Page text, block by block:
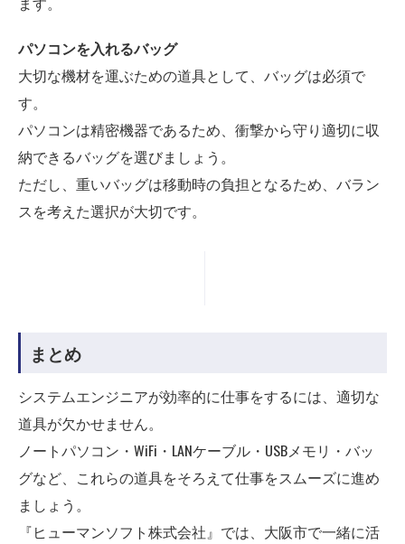
パソコンを入れるバッグ
大切な機材を運ぶための道具として、バッグは必須で
す。
パソコンは精密機器であるため、衝撃から守り適切に収
納できるバッグを選びましょう。
ただし、重いバッグは移動時の負担となるため、バラン
スを考えた選択が大切です。
まとめ
システムエンジニアが効率的に仕事をするには、適切な
道具が欠かせません。
ノートパソコン・WiFi・LANケーブル・USBメモリ・バッ
グなど、これらの道具をそろえて仕事をスムーズに進め
ましょう。
『ヒューマンソフト株式会社』では、大阪市で一緒に活